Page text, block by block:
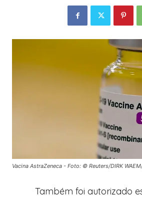
Vacina AstraZeneca - Foto: © Reuters/DIRK
Também foi autorizado